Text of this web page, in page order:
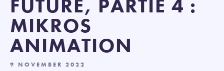
FUTURE, PARTIE 4 :
MIKROS
ANIMATION
9 NOVEMBER 2022